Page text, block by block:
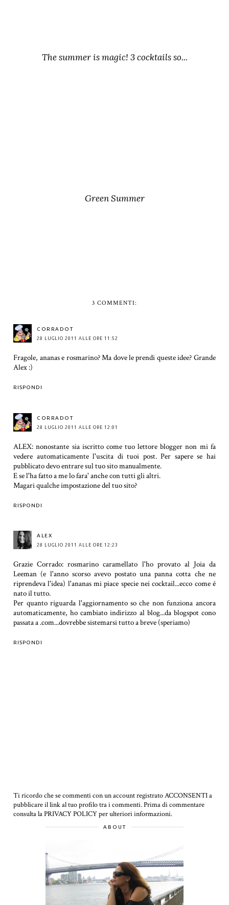
The summer is magic! 3 cocktails so...
Green Summer
3 COMMENTI:
CORRADOT
28 LUGLIO 2011 ALLE ORE 11:52
Fragole, ananas e rosmarino? Ma dove le prendi queste idee? Grande
Alex :)
RISPONDI
CORRADOT
28 LUGLIO 2011 ALLE ORE 12:01
ALEX: nonostante sia iscritto come tuo lettore blogger non mi fa
vedere automaticamente l'uscita di tuoi post. Per sapere se hai
pubblicato devo entrare sul tuo sito manualmente.
E se l'ha fatto a me lo fara' anche con tutti gli altri.
Magari qualche impostazione del tuo sito?
RISPONDI
ALEX
28 LUGLIO 2011 ALLE ORE 12:23
Grazie Corrado: rosmarino caramellato l'ho provato al Joia da
Leeman (e l'anno scorso avevo postato una panna cotta che ne
riprendeva l'idea) l'ananas mi piace specie nei cocktail...ecco come é
nato il tutto.
Per quanto riguarda l'aggiornamento so che non funziona ancora
automaticamente, ho cambiato indirizzo al blog...da blogspot cono
passata a .com...dovrebbe sistemarsi tutto a breve (speriamo)
RISPONDI
Ti ricordo che se commenti con un account registrato ACCONSENTI a
pubblicare il link al tuo profilo tra i commenti.Prima di commentare
consulta la PRIVACY POLICY per ulteriori informazioni.
ABOUT